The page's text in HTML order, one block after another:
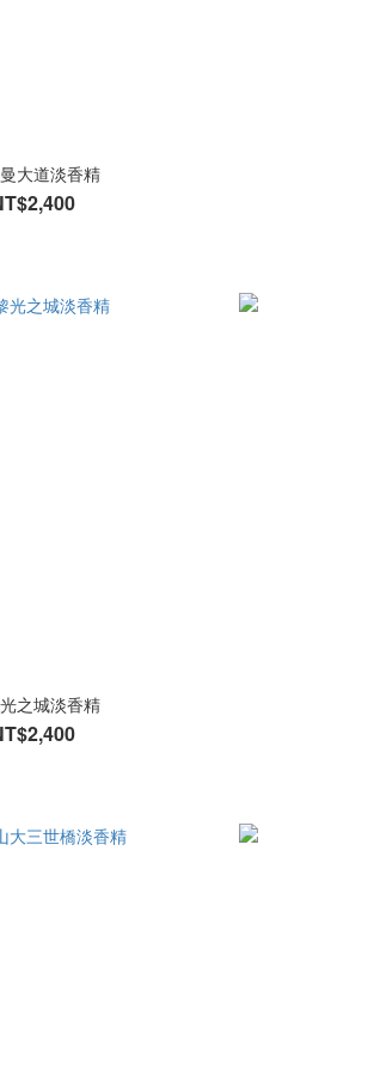
大道淡香精
之城淡香精